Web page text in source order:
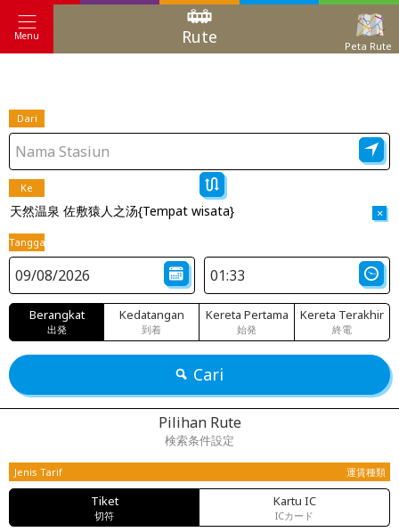
Menu Rute Peta Rute
Dari
Ke
天然温泉 佐敷猿人之汤{Tempat wisata} ×
Tanggal
Berangkat
出発
Kedatangan
到着
Kereta Pertama
始発
Kereta Terakhir
終電
Cari
Pilihan Rute
検索条件設定
Jenis Tarif 運賃種類
Tiket
切符
Kartu IC
ICカード